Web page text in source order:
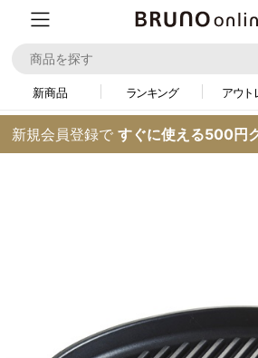
新商品 ランキング アウト
新規会員登録で すぐに使える500円